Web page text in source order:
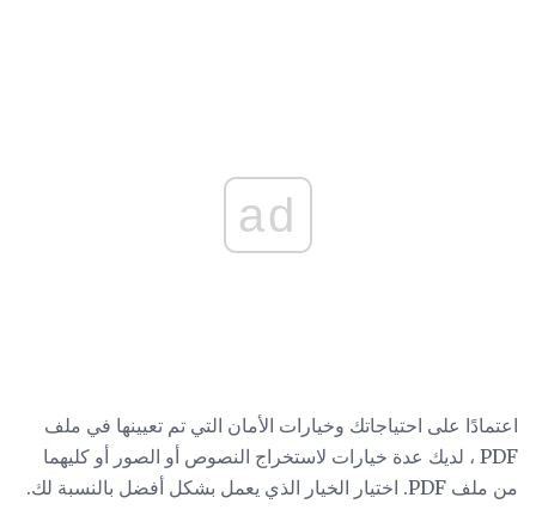
ad
اعتمادًا على احتياجاتك وخيارات الأمان التي تم تعيينها في ملف
PDF ، لديك عدة خيارات لاستخراج النصوص أو الصور أو كليهما
من ملف PDF. اختيار الخيار الذي يعمل بشكل أفضل بالنسبة لك.